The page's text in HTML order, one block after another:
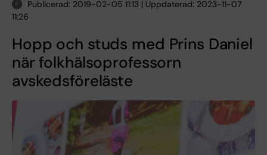
Publicerad: 2019-02-05 11:13 | Uppdaterad: 2023-11-07
11:26
Hopp och studs med Prins Daniel
när folkhälsoprofessorn
avskedsföreläste